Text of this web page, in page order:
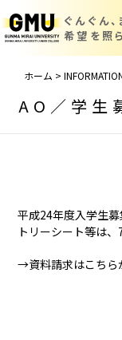
ぐんぐん、
希望を照
ホーム >
AO／学生
平成24年度入学生
トリーシート等は
→資料請求はこちら